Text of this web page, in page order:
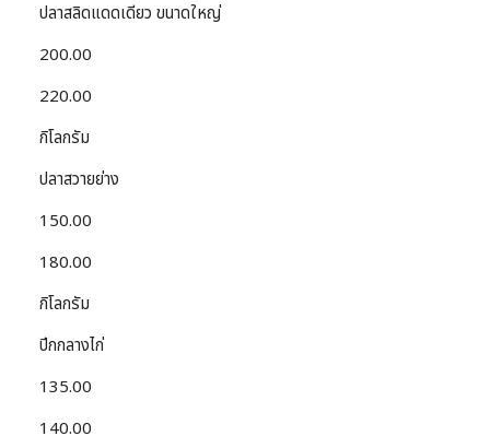
ปลาสลิดแดดเดียว ขนาดใหญ่
200.00
220.00
กิโลกรัม
ปลาสวายย่าง
150.00
180.00
กิโลกรัม
ปีกกลางไก่
135.00
140.00